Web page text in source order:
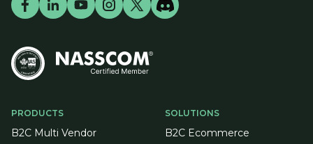
PRODUCTS
B2C Multi Vendor
SOLUTIONS
B2C Ecommerce